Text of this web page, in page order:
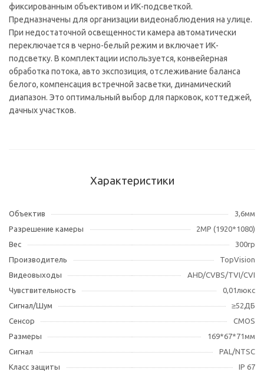
фиксированным объективом и ИК-подсветкой.
Предназначены для организации видеонаблюдения на улице.
При недостаточной освещенности камера автоматически
переключается в черно-белый режим и включает ИК-
подсветку. В комплектации используется, конвейерная
обработка потока, авто экспозиция, отслеживание баланса
белого, компенсация встречной засветки, динамический
диапазон. Это оптимальный выбор для парковок, коттеджей,
дачных участков.
Характеристики
Объектив
3,6мм
Разрешение камеры
2МР (1920*1080)
Вес
300гр
Производитель
TopVision
Видеовыходы
AHD/CVBS/TVI/CVI
Чувствительность
0,01люкс
Сигнал/Шум
≥52ДБ
Сенсор
CMOS
Размеры
169*67*71мм
Сигнал
PAL/NTSC
Класс защиты
IP 67